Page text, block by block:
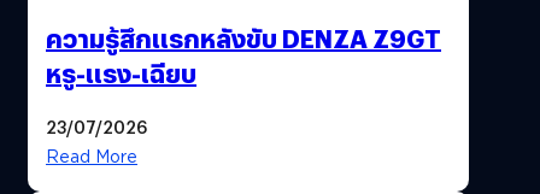
ความรู้สึกแรกหลังขับ DENZA Z9GT
หรู-แรง-เฉียบ
23/07/2026
Read More